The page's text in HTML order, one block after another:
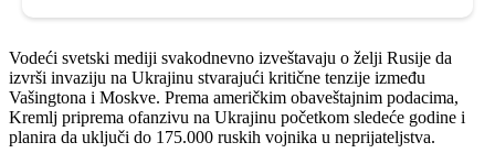
Vodeći svetski mediji svakodnevno izveštavaju o želji Rusije da
izvrši invaziju na Ukrajinu stvarajući kritične tenzije između
Vašingtona i Moskve. Prema američkim obaveštajnim podacima,
Kremlj priprema ofanzivu na Ukrajinu početkom sledeće godine i
planira da uključi do 175.000 ruskih vojnika u neprijateljstva.